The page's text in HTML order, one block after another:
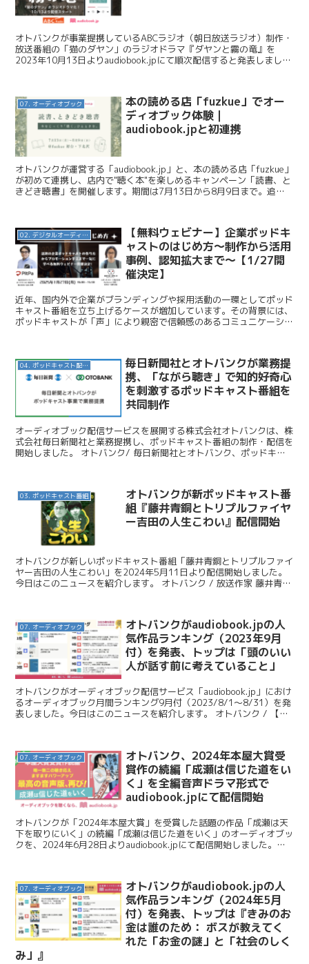
オトバンクが事業提携しているABCラジオ（朝日放送ラジオ）制作・
放送番組の「猫のダヤン」のラジオドラマ『ダヤンと霧の竜』を
2023年10月13日よりaudiobook.jpにて順次配信すると発表しまし
07. オーディオブック
本の読める店「fuzkue」でオー
ディオブック体験｜
audiobook.jpと初連携
オトバンクが運営する「audiobook.jp」と、本の読める店「fuzkue」
が初めて連携し、店内で"聴く本"を楽しめるキャンペーン「読書、と
きどき聴書」を開催します。期間は7月13日から8月9日まで。追加
02. デジタルオーディオ広告（音声広告）
【無料ウェビナー】企業ポッドキ
ャストのはじめ方～制作から活用
事例、認知拡大まで～【1/27開
催決定】
近年、国内外で企業がブランディングや採用活動の一環としてポッド
キャスト番組を立ち上げるケースが増加しています。その背景には、
ポッドキャストが「声」により親密で信頼感のあるコミュニケーショ
04. ポッドキャスト配信・制作等
毎日新聞社とオトバンクが業務提
携、「ながら聴き」で知的好奇心
を刺激するポッドキャスト番組を
共同制作
オーディオブック配信サービスを展開する株式会社オトバンクは、株
式会社毎日新聞社と業務提携し、ポッドキャスト番組の制作・配信を
開始しました。 オトバンク/ 毎日新聞社とオトバンク、ポッドキャ
03. ポッドキャスト番組
オトバンクが新ポッドキャスト番
組『藤井青銅とトリプルファイヤ
ー吉田の人生こわい』配信開始
オトバンクが新しいポッドキャスト番組「藤井青銅とトリプルファイ
ヤー吉田の人生こわい」を2024年5月11日より配信開始しました。
今日はこのニュースを紹介します。 オトバンク / 放送作家 藤井青銅
07. オーディオブック
オトバンクがaudiobook.jpの人
気作品ランキング（2023年9月
付）を発表、トップは「頭のいい
人が話す前に考えていること」
オトバンクがオーディオブック配信サービス「audiobook.jp」におけ
るオーディオブック月間ランキング9月付（2023/8/1～8/31）を発
表しました。今日はこのニュースを紹介します。 オトバンク / 【オ
07. オーディオブック
オトバンク、2024年本屋大賞受
賞作の続編「成瀬は信じた道をい
く」を全編音声ドラマ形式で
audiobook.jpにて配信開始
オトバンクが「2024年本屋大賞」を受賞した話題の作品「成瀬は天
下を取りにいく」の続編「成瀬は信じた道をいく」のオーディオブッ
クを、2024年6月28日よりaudiobook.jpにて配信開始しました。今
07. オーディオブック
オトバンクがaudiobook.jpの人
気作品ランキング（2024年5月
付）を発表、トップは『きみのお
金は誰のため： ボスが教えてく
れた「お金の謎」と「社会のしく
み」』